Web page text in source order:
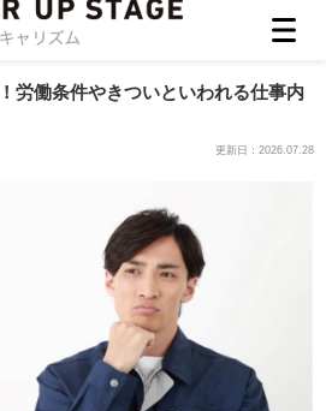
労働条件やきついといわれる仕事内
更新日：2026.07.28